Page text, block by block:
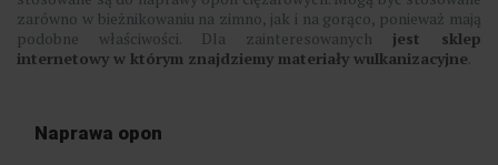
zarówno w bieżnikowaniu na zimno, jak i na gorąco, ponieważ mają
podobne właściwości. Dla zainteresowanych jest sklep
internetowy w którym znajdziemy materiały wulkanizacyjne.
Naprawa opon